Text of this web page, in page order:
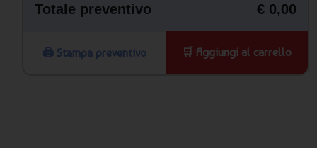
Totale preventivo € 0,00
🖨️ Stampa preventivo 🛒 Aggiungi al carrello